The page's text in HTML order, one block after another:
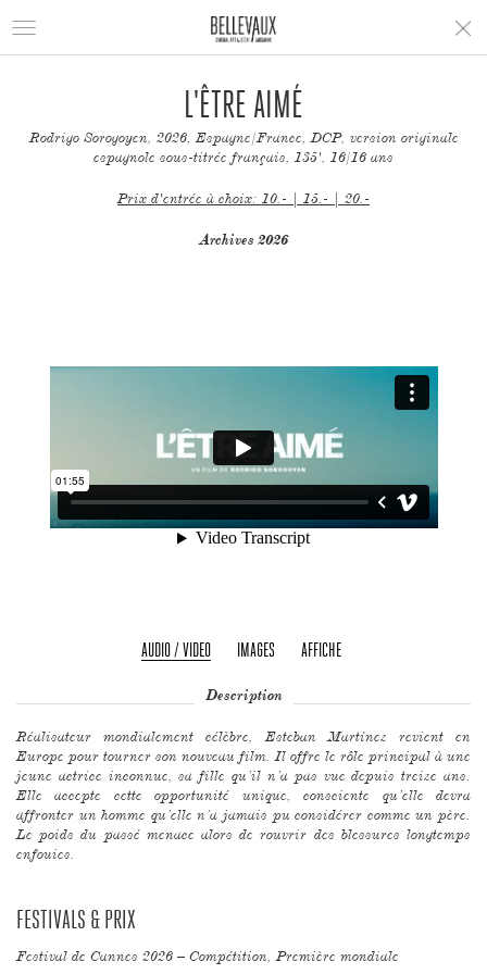
Toggle
L'ÊTRE AIMÉ
Rodrigo Sorogoyen, 2026, Espagne/France, DCP, version originale
espagnole sous-titrée français, 135', 16/16 ans
Prix d'entrée à choix: 10.- | 15.- | 20.-
Archives 2026
AUDIO / VIDEO IMAGES AFFICHE
Description
Réalisateur mondialement célèbre, Esteban Martínez revient en
Europe pour tourner son nouveau film. Il offre le rôle principal à une
jeune actrice inconnue, sa fille qu’il n’a pas vue depuis treize ans.
Elle accepte cette opportunité unique, consciente qu’elle devra
affronter un homme qu’elle n’a jamais pu considérer comme un père.
Le poids du passé menace alors de rouvrir des blessures longtemps
enfouies.
FESTIVALS & PRIX
Festival de Cannes 2026 – Compétition, Première mondiale